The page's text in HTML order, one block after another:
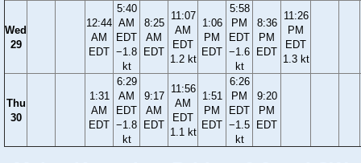
Wed
29
12:44
AM
EDT
5:40
AM
EDT
−1.8
kt
8:25
AM
EDT
11:07
AM
EDT
1.2 kt
1:06
PM
EDT
5:58
PM
EDT
−1.6
kt
8:36
PM
EDT
11:26
PM
EDT
1.3 kt
Thu
30
1:31
AM
EDT
6:29
AM
EDT
−1.8
kt
9:17
AM
EDT
11:56
AM
EDT
1.1 kt
1:51
PM
EDT
6:26
PM
EDT
−1.5
kt
9:20
PM
EDT